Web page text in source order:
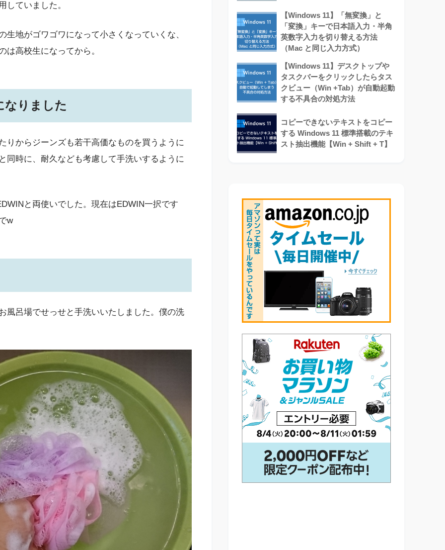
していました。
地がゴワゴワになって小さくなっていくな、
は高校生になってから。
なりました
りからジーンズも若干高価なものを買うように
同時に、耐久なども考慮して手洗いするように
と両使いでした。現在はEDWIN一択です
w
風呂場でせっせと手洗いいたしました。僕の洗
【Windows 11】「無変換」と
「変換」キーで日本語入力・半角
英数字入力を切り替える方法
（Mac と同じ入力方式）
【Windows 11】デスクトップや
タスクバーをクリックしたらタス
クビュー（Win +Tab）が自動起動
する不具合の対処方法
コピーできないテキストをコピー
する Windows 11 標準搭載のテキ
スト抽出機能【Win + Shift + T】